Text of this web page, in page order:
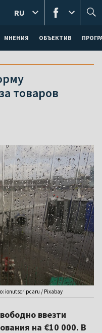
МНЕНИЯ ОБЪЕКТИВ
RU
товаров
ionutscripcaru / Pixabay
ввезти
на €10 000. В